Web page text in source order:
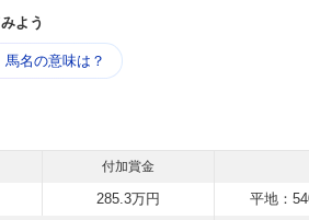
よう
名の意味は？
付加賞金
285.3万円 平地：